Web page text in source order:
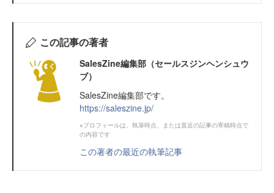
この記事の著者
SalesZine編集部（セールスジンヘンシュウ
ブ）
SalesZine編集部です。
https://saleszine.jp/
※プロフィールは、執筆時点、または直近の記事の寄稿時点で
の内容です
この著者の最近の執筆記事